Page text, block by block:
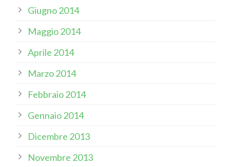
Giugno 2014
Maggio 2014
Aprile 2014
Marzo 2014
Febbraio 2014
Gennaio 2014
Dicembre 2013
Novembre 2013